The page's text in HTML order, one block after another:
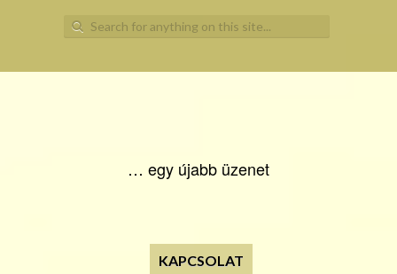
Search for:
… egy újabb üzenet
KAPCSOLAT